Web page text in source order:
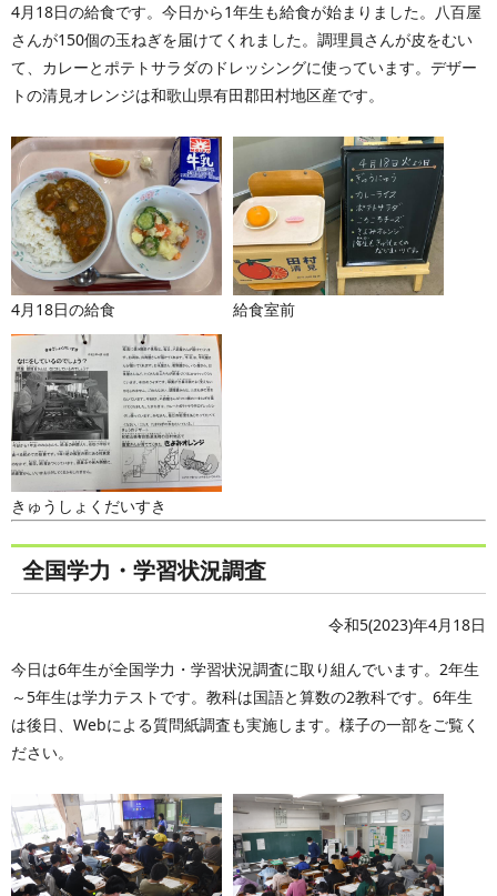
4月18日の給食です。今日から1年生も給食が始まりました。八百屋
さんが150個の玉ねぎを届けてくれました。調理員さんが皮をむい
て、カレーとポテトサラダのドレッシングに使っています。デザー
トの清見オレンジは和歌山県有田郡田村地区産です。
4月18日の給食 給食室前
きゅうしょくだいすき
全国学力・学習状況調査
令和5(2023)年4月18日
今日は6年生が全国学力・学習状況調査に取り組んでいます。2年生
～5年生は学力テストです。教科は国語と算数の2教科です。6年生
は後日、Webによる質問紙調査も実施します。様子の一部をご覧く
ださい。